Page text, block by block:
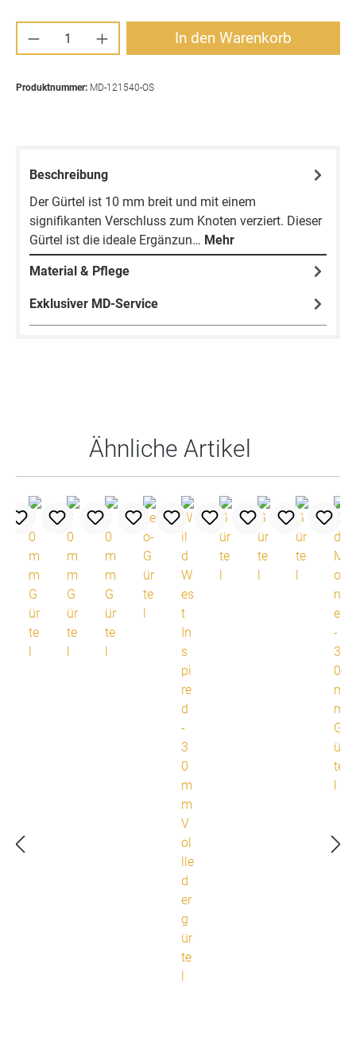
Produkt Anzahl: Gib den gewünschten
In den Warenkorb
Produktnummer: MD-121540-OS
Beschreibung
Der Gürtel ist 10 mm breit und mit einem
signifikanten Verschluss zum Knoten verziert. Dieser
Gürtel ist die ideale Ergänzun… Mehr
Material & Pflege
Exklusiver MD-Service
Ähnliche Artikel